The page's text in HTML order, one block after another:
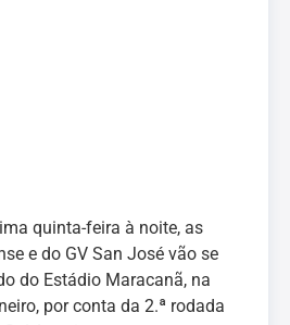
quinta-feira à noite, as
e do GV San José vão se
do Estádio Maracanã, na
por conta da 2.ª rodada